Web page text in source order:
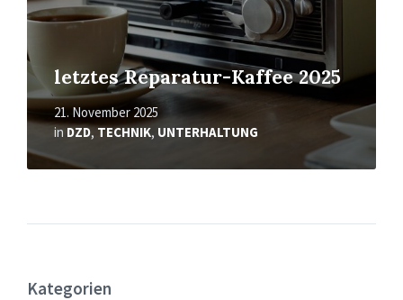
letztes Reparatur-Kaffee 2025
21. November 2025
in DZD,TECHNIK, UNTERHALTUNG
Kategorien